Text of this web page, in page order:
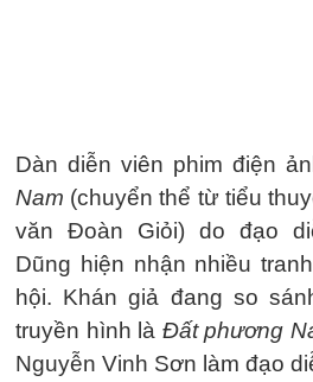
Dàn diễn viên phim điện
Nam (chuyển thể từ tiểu
văn Đoàn Giỏi) do đạo
Dũng hiện nhận nhiều
hội. Khán giả đang so
truyền hình là Đất phương
Nguyễn Vinh Sơn làm đạo